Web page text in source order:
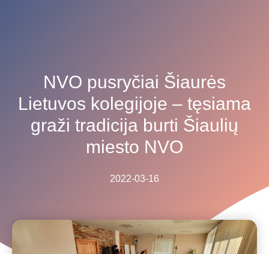
NVO pusryčiai Šiaurės
Lietuvos kolegijoje – tęsiama
graži tradicija burti Šiaulių
miesto NVO
2022-03-16